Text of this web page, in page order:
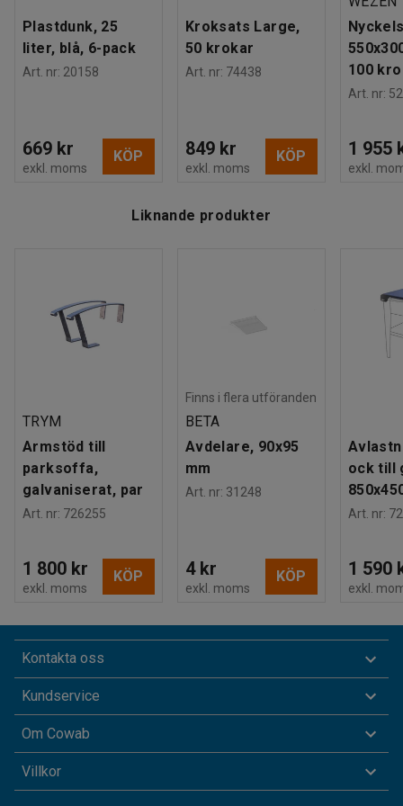
Plastdunk, 25
liter, blå, 6-pack
Art. nr: 20158
669 kr
exkl. moms
KÖP
Kroksats Large,
50 krokar
Art. nr: 74438
849 kr
exkl. moms
KÖP
100
Art. nr:
1 955
exkl.
Liknande produkter
TRYM
Armstöd till
parksoffa,
galvaniserat, par
Art. nr: 726255
1 800 kr
exkl. moms
KÖP
Finns i flera utföranden
BETA
Avdelare, 90x95
mm
Art. nr: 31248
4 kr
exkl. moms
KÖP
ock till
Art. nr:
1 590
exkl.
Kontakta oss
Kundservice
Om Cowab
Villkor